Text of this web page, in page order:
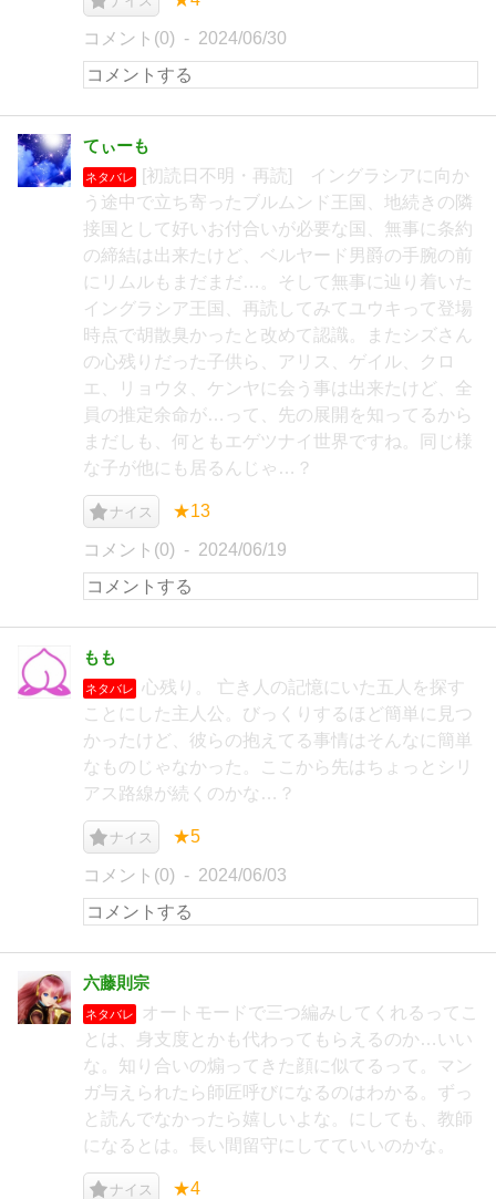
コメント(0) 2024/06/30
てぃーも
ネタバレ
[初読日不明・再読] イングラシアに向か
う途中で立ち寄ったブルムンド王国、地続きの隣
接国として好いお付合いが必要な国、無事に条約
の締結は出来たけど、ベルヤード男爵の手腕の前
にリムルもまだまだ…。そして無事に辿り着いた
イングラシア王国、再読してみてユウキって登場
時点で胡散臭かったと改めて認識。またシズさん
の心残りだった子供ら、アリス、ゲイル、クロ
エ、リョウタ、ケンヤに会う事は出来たけど、全
員の推定余命が…って、先の展開を知ってるから
まだしも、何ともエゲツナイ世界ですね。同じ様
な子が他にも居るんじゃ…？
ナイス ★13
コメント(0) 2024/06/19
もも
ネタバレ
心残り。 亡き人の記憶にいた五人を探す
ことにした主人公。びっくりするほど簡単に見つ
かったけど、彼らの抱えてる事情はそんなに簡単
なものじゃなかった。ここから先はちょっとシリ
アス路線が続くのかな…？
ナイス ★5
コメント(0) 2024/06/03
六藤則宗
ネタバレ
オートモードで三つ編みしてくれるってこ
とは、身支度とかも代わってもらえるのか…いい
な。知り合いの煽ってきた顔に似てるって。マン
ガ与えられたら師匠呼びになるのはわかる。ずっ
と読んでなかったら嬉しいよな。にしても、教師
になるとは。長い間留守にしてていいのかな。
ナイス ★4